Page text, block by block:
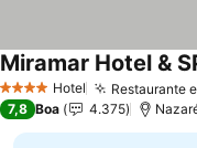
4 EstrelasHotel Restaurante
Miramar Hotel &
7,8 Boa 4.375